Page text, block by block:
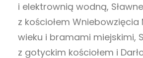
i elektrownią wodną,
z kościołem Wniebowzięcia
wieku i bramami miejskimi,
z gotyckim kościołem i